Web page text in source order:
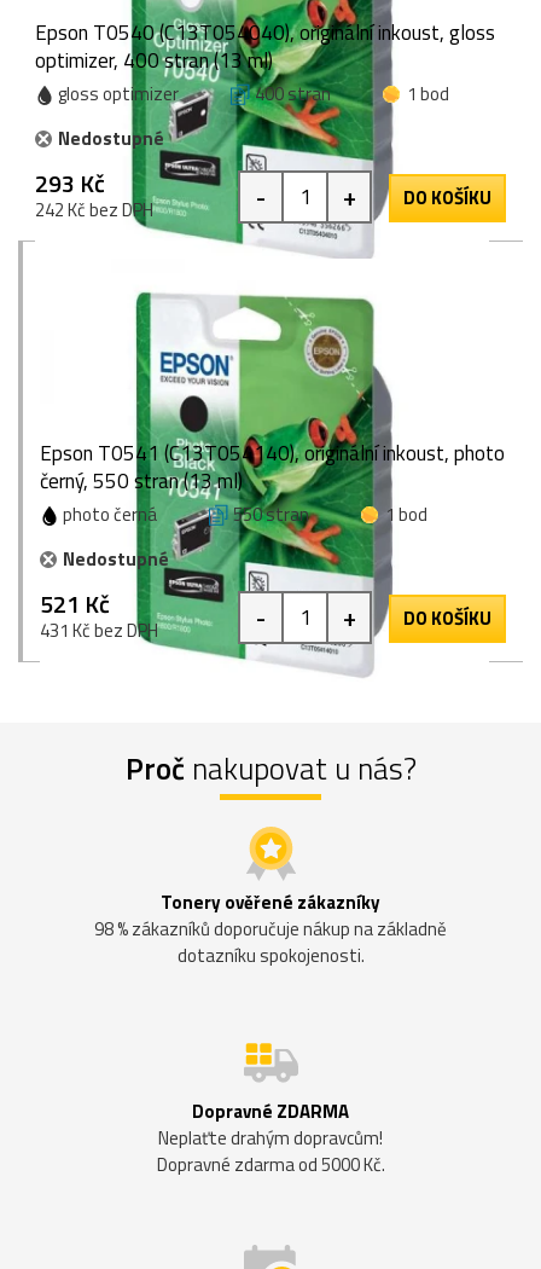
Epson T0540 (C13T054040), originální inkoust, gloss
optimizer, 400 stran (13 ml)
gloss optimizer 400 stran
1 bod
Nedostupné
293 Kč
242 Kč bez DPH - + DO KOŠÍKU
Epson T0541 (C13T054140), originální inkoust, photo
černý, 550 stran (13 ml)
photo černá 550 stran
1 bod
Nedostupné
521 Kč
431 Kč bez DPH - + DO KOŠÍKU
Proč nakupovat u nás?
Tonery ověřené zákazníky
98 % zákazníků doporučuje nákup na základně
dotazníku spokojenosti.
Dopravné ZDARMA
Neplaťte drahým dopravcům!
Dopravné zdarma od 5000 Kč.